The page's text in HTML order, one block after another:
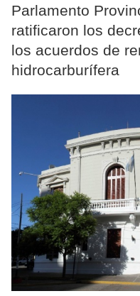
Parlamento
ratificaron los
los acuerdos de
hidrocarburífera